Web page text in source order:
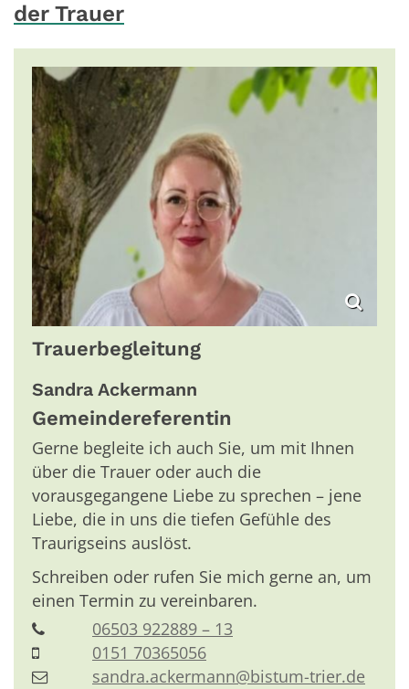
der Trauer
Trauerbegleitung
Sandra Ackermann
Gemeindereferentin
Gerne begleite ich auch Sie, um mit Ihnen
über die Trauer oder auch die
vorausgegangene Liebe zu sprechen – jene
Liebe, die in uns die tiefen Gefühle des
Traurigseins auslöst.
Schreiben oder rufen Sie mich gerne an, um
einen Termin zu vereinbaren.
06503 922889 – 13
0151 70365056
sandra.ackermann@bistum-trier.de